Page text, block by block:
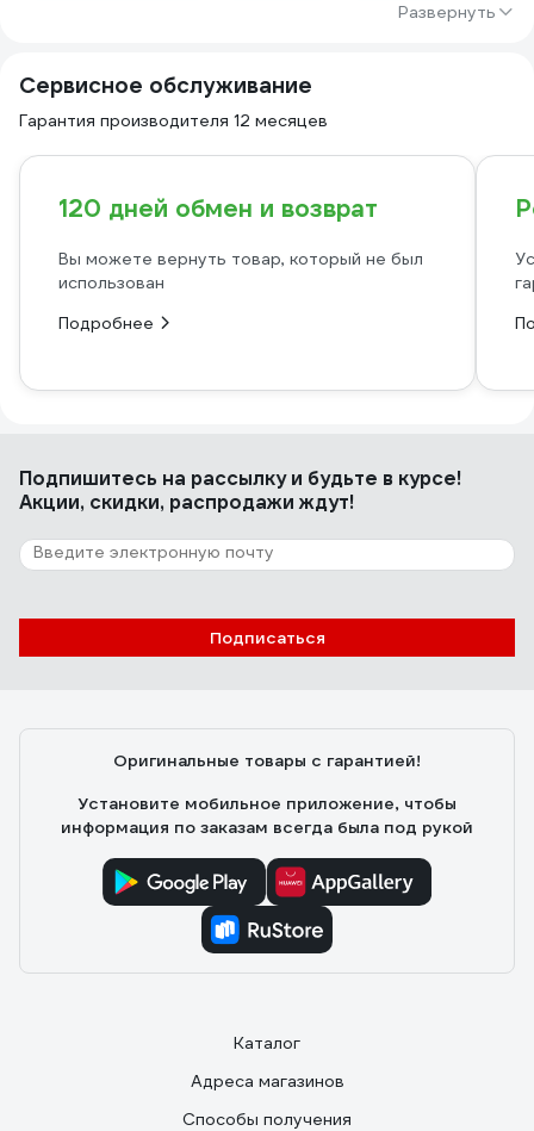
Развернуть
Сервисное обслуживание
Гарантия производителя 12 месяцев
120 дней обмен и возврат
Вы можете вернуть товар, который не был
использован
Подробнее
Подпишитесь на рассылкуи будьте в курсе!
Акции, скидки, распродажи ждут!
Подписаться
Оригинальные товары с гарантией!
Установите мобильное приложение, чтобы
информация по заказам всегда была под рукой
Каталог
Адреса магазинов
Способы получения